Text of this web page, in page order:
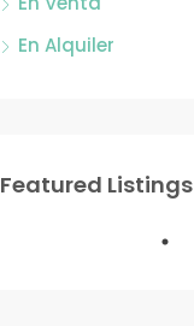
En Alquiler
Featured Listings